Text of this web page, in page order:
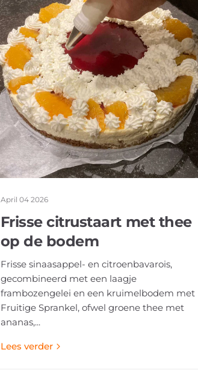
April 04 2026
Frisse citrustaart met thee
op de bodem
Frisse sinaasappel- en citroenbavarois,
gecombineerd met een laagje
frambozengelei en een kruimelbodem met
Fruitige Sprankel, ofwel groene thee met
ananas,...
Lees verder